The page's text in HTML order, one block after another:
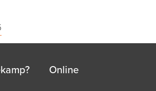
Online